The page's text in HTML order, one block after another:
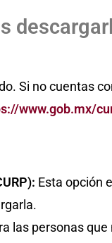
Si no cuentas
www.gob.mx/
Esta opción
las personas